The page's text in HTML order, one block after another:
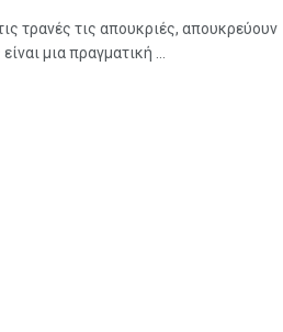
τρανές τις απουκριές, απουκρεύουν
μια πραγματική ...